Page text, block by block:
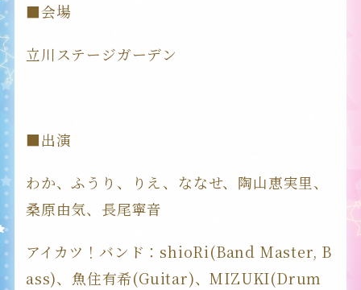
■会場
立川ステージガーデン
■出演
わか、ふうり、りえ、ななせ、陶山恵実里、
桑原由気、長尾寧音
アイカツ！バンド：shioRi(Band Master, B
ass)、魚住有希(Guitar)、MIZUKI(Drum